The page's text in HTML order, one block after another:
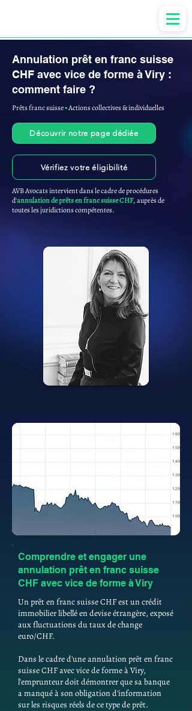
Annulation prêt en franc suisse
CHF avec vice de forme à Viry :
comment faire ?
Prêts franc suisse▪︎Actions collectives & individuelles
Découvrir notre page dédiée
Vérifiez votre éligibilité
AVB Avocats intervient dans le cadre de procédures
d'annulation de prêts en franc suisse CHF, auprès de
toutes les juridictions compétentes.
Comprendre et engager une
annulation prêt en franc suisse
CHF avec vice de forme à Viry
Un prêt en franc suisse CHF est un crédit
immobilier libellé en devise étrangère, exposé
aux fluctuations du taux de change
euro/CHF.
Dans le cadre d'une annulation prêt en franc
suisse CHF avec vice de forme à Viry,
l'emprunteur doit démontrer que sa banque
a manqué à son obligation d'information
sur les risques réels de ce type de prêt.